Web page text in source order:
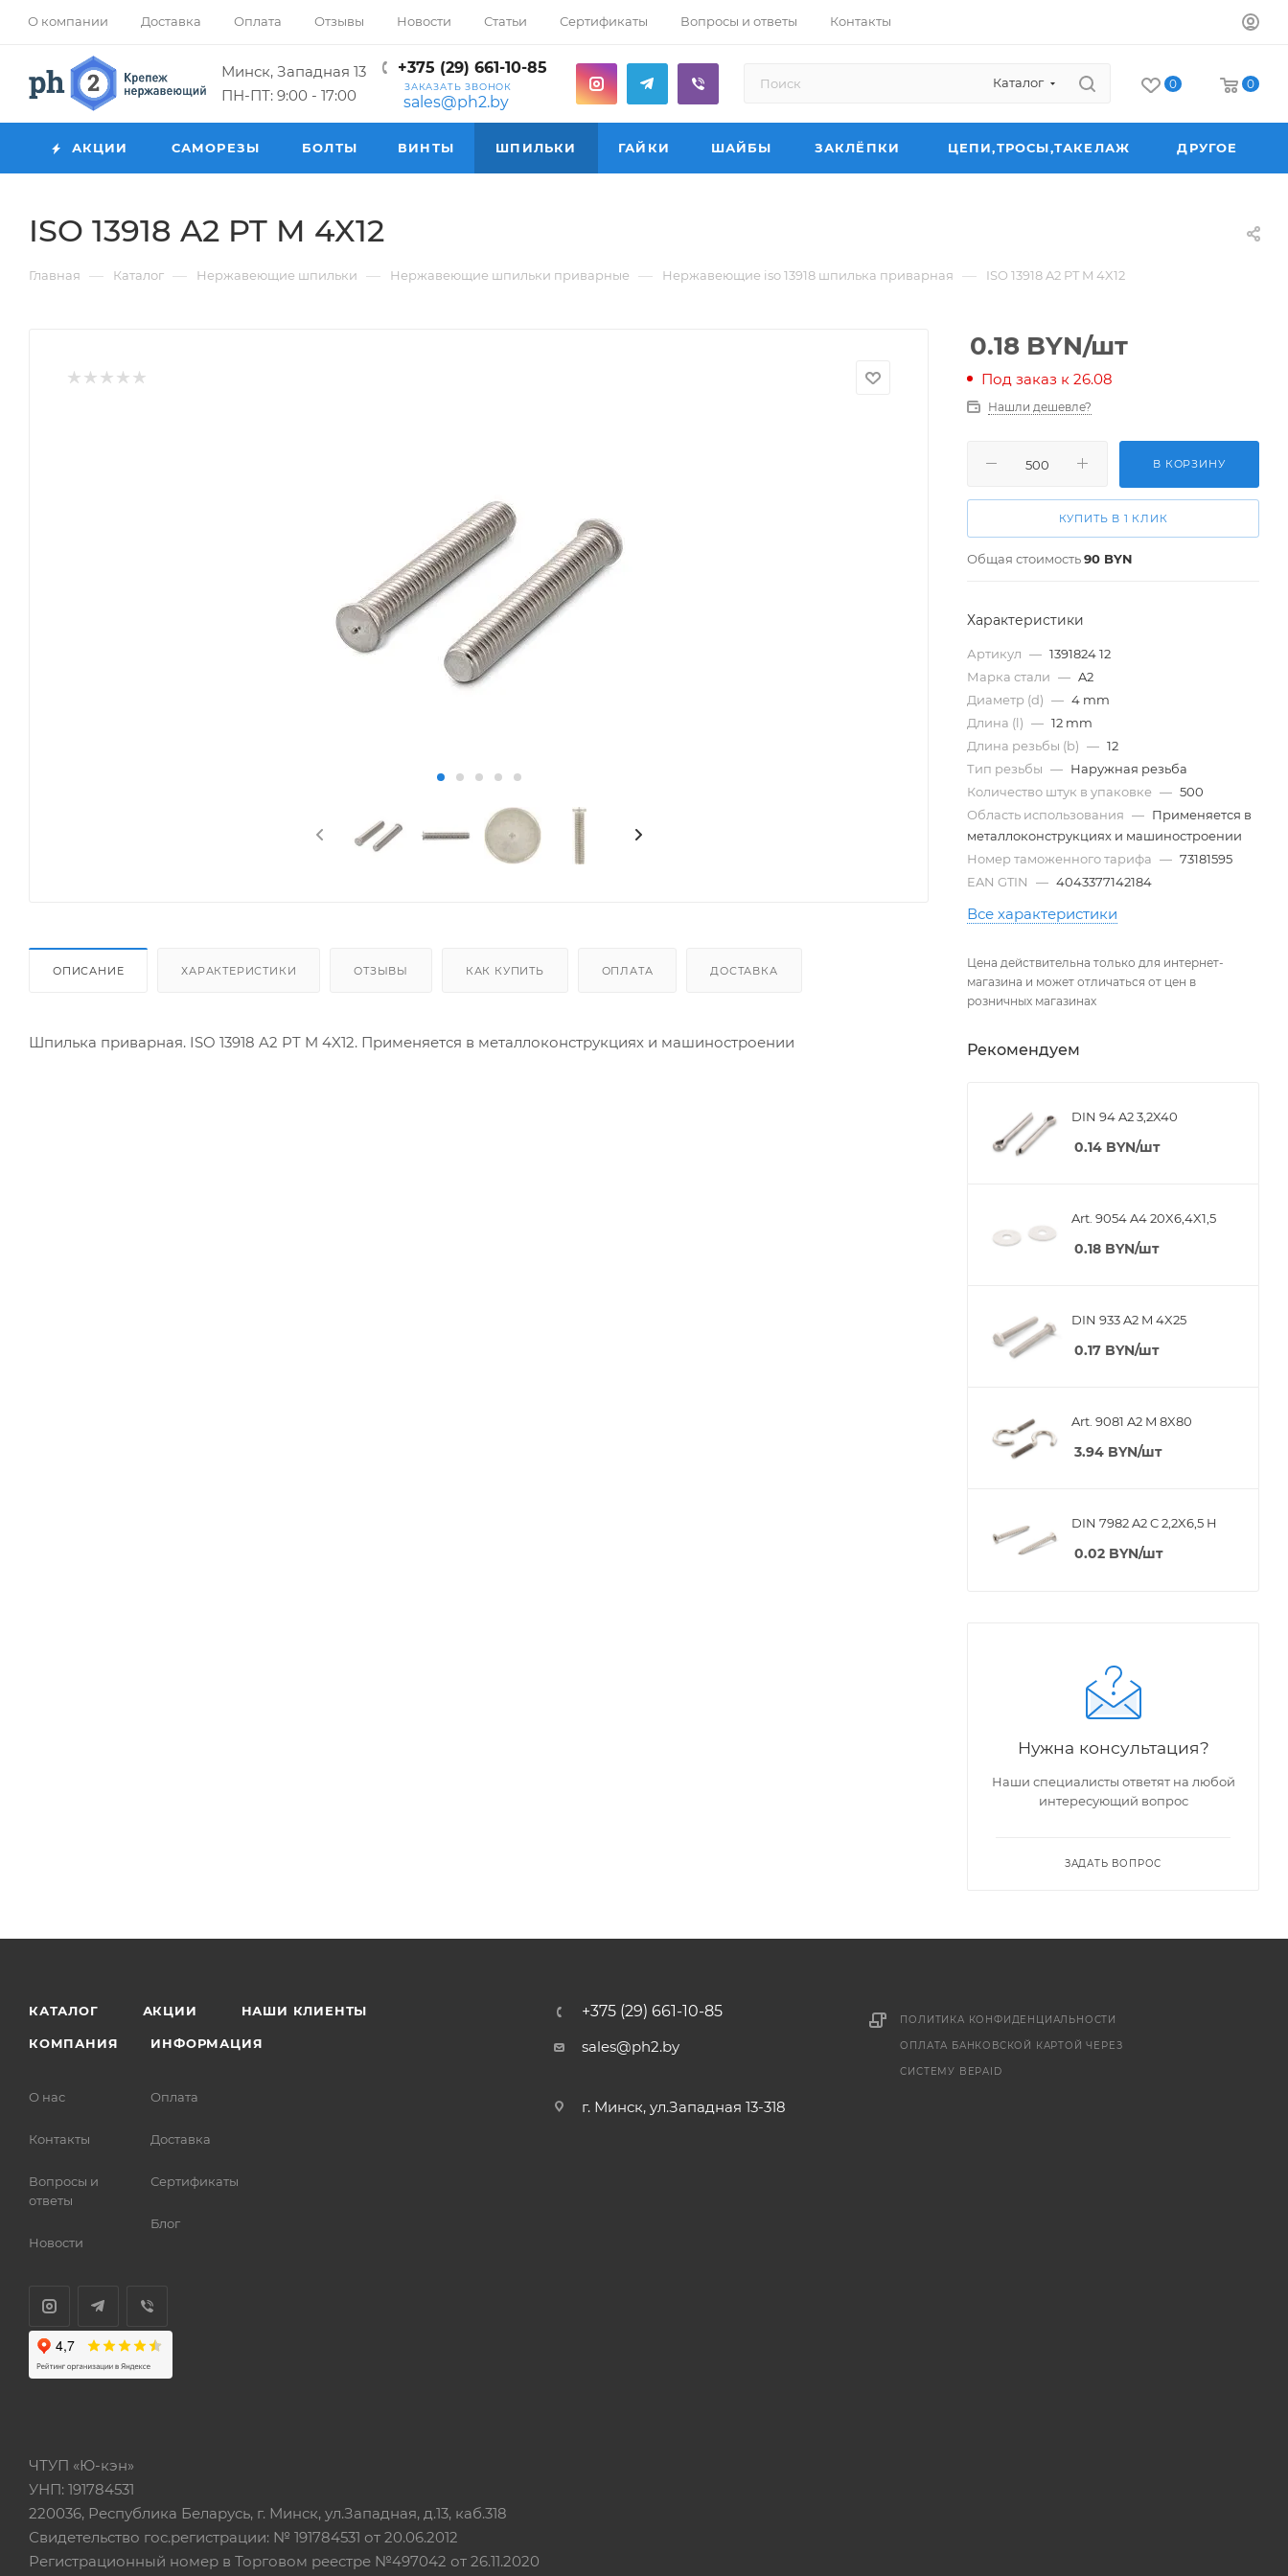
О компании Доставка Оплата Отзывы Новости Статьи Сертификаты Вопросы и ответы Контакты
Минск, Западная 13
ПН-ПТ: 9:00 - 17:00
+375 (29) 661-10-85
ЗАКАЗАТЬ ЗВОНОК
sales@ph2.by
Каталог 0 0
АКЦИИ САМОРЕЗЫ БОЛТЫ ВИНТЫ ШПИЛЬКИ ГАЙКИ ШАЙБЫ ЗАКЛЁПКИ ЦЕПИ,ТРОСЫ,ТАКЕЛАЖ ДРУГОЕ
ISO 13918 A2 PT M 4X12
Главная — Каталог — Нержавеющие шпильки — Нержавеющие шпильки приварные — Нержавеющие iso 13918 шпилька приварная — ISO 13918 A2 PT M 4X12
ОПИСАНИЕ ХАРАКТЕРИСТИКИ ОТЗЫВЫ КАК КУПИТЬ ОПЛАТА ДОСТАВКА
Шпилька приварная. ISO 13918 A2 PT M 4X12. Применяется в металлоконструкциях и машиностроении
0.18 BYN/шт
Под заказ к 26.08
Нашли дешевле?
В КОРЗИНУ
КУПИТЬ В 1 КЛИК
Общая стоимость90 BYN
Характеристики
Артикул — 1391824 12
Марка стали — A2
Диаметр (d) — 4 mm
Длина (l) — 12 mm
Длина резьбы (b) — 12
Тип резьбы — Наружная резьба
Количество штук в упаковке — 500
Область использования — Применяется в
металлоконструкциях и машиностроении
Номер таможенного тарифа — 73181595
EAN GTIN
— 4043377142184
Все характеристики
Цена действительна только для интернет-
магазина и может отличаться от цен в
розничных магазинах
Рекомендуем
DIN 94 A2 3,2X40
0.14 BYN/шт
Art. 9054 A4 20X6,4X1,5
0.18 BYN/шт
DIN 933 A2 M 4X25
0.17 BYN/шт
Art. 9081 A2 M 8X80
3.94 BYN/шт
DIN 7982 A2 C 2,2X6,5 H
0.02 BYN/шт
Нужна консультация?
Наши специалисты ответят на любой
интересующий вопрос
ЗАДАТЬ ВОПРОС
КАТАЛОГ АКЦИИ НАШИ КЛИЕНТЫ
КОМПАНИЯ
О нас
Контакты
Вопросы и
ответы
Новости
ИНФОРМАЦИЯ
Оплата
Доставка
Сертификаты
Блог
+375 (29) 661-10-85
sales@ph2.by
г. Минск, ул.Западная 13-318
ПОЛИТИКА КОНФИДЕНЦИАЛЬНОСТИ
ОПЛАТА БАНКОВСКОЙ КАРТОЙ ЧЕРЕЗ
СИСТЕМУ BEPAID
ЧТУП «Ю-кэн»
УНП: 191784531
220036, Республика Беларусь, г. Минск, ул.Западная, д.13, каб.318
Свидетельство гос.регистрации: № 191784531 от 20.06.2012
Регистрационный номер в Торговом реестре №497042 от 26.11.2020